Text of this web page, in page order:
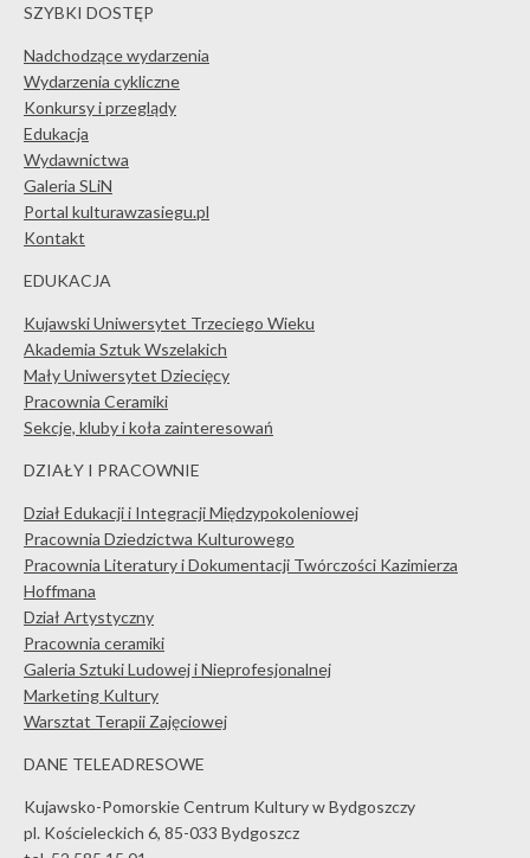
SZYBKI DOSTĘP
Nadchodzące wydarzenia
Wydarzenia cykliczne
Konkursy i przeglądy
Edukacja
Wydawnictwa
Galeria SLiN
Portal kulturawzasiegu.pl
Kontakt
EDUKACJA
Kujawski Uniwersytet Trzeciego Wieku
Akademia Sztuk Wszelakich
Mały Uniwersytet Dziecięcy
Pracownia Ceramiki
Sekcje, kluby i koła zainteresowań
DZIAŁY I PRACOWNIE
Dział Edukacji i Integracji Międzypokoleniowej
Pracownia Dziedzictwa Kulturowego
Pracownia Literatury i Dokumentacji Twórczości Kazimierza
Hoffmana
Dział Artystyczny
Pracownia ceramiki
Galeria Sztuki Ludowej i Nieprofesjonalnej
Marketing Kultury
Warsztat Terapii Zajęciowej
DANE TELEADRESOWE
Kujawsko-Pomorskie Centrum Kultury w Bydgoszczy
pl. Kościeleckich 6, 85-033 Bydgoszcz